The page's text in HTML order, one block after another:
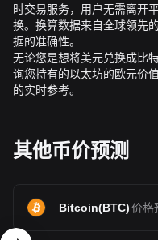
时交易服务，用户无需离开
换。换算数据来自全球领先
据的准确性。
无论您是想将美元兑换成比
询您持有的以太坊的欧元价
的实时参考。
其他币价预测
Bitcoin(BTC)价格